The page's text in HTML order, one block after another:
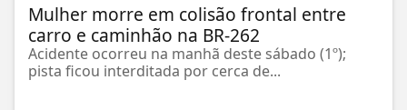
Mulher morre em colisão frontal entre
carro e caminhão na BR-262
Acidente ocorreu na manhã deste sábado (1º);
pista ficou interditada por cerca de...